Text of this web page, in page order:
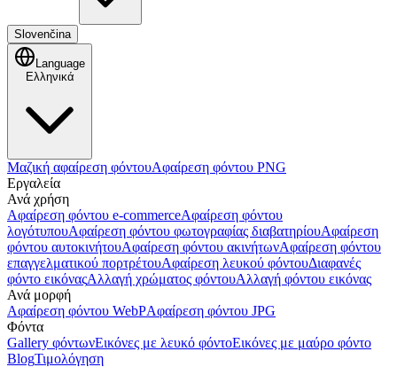
Slovenčina
Language
Ελληνικά
Μαζική αφαίρεση φόντουΑφαίρεση φόντου PNG
Εργαλεία
Ανά χρήση
Αφαίρεση φόντου e-commerceΑφαίρεση φόντου
λογότυπουΑφαίρεση φόντου φωτογραφίας διαβατηρίουΑφαίρεση
φόντου αυτοκινήτουΑφαίρεση φόντου ακινήτωνΑφαίρεση φόντου
επαγγελματικού πορτρέτουΑφαίρεση λευκού φόντουΔιαφανές
φόντο εικόναςΑλλαγή χρώματος φόντουΑλλαγή φόντου εικόνας
Ανά μορφή
Αφαίρεση φόντου WebPΑφαίρεση φόντου JPG
Φόντα
Gallery φόντωνΕικόνες με λευκό φόντοΕικόνες με μαύρο φόντο
BlogΤιμολόγηση